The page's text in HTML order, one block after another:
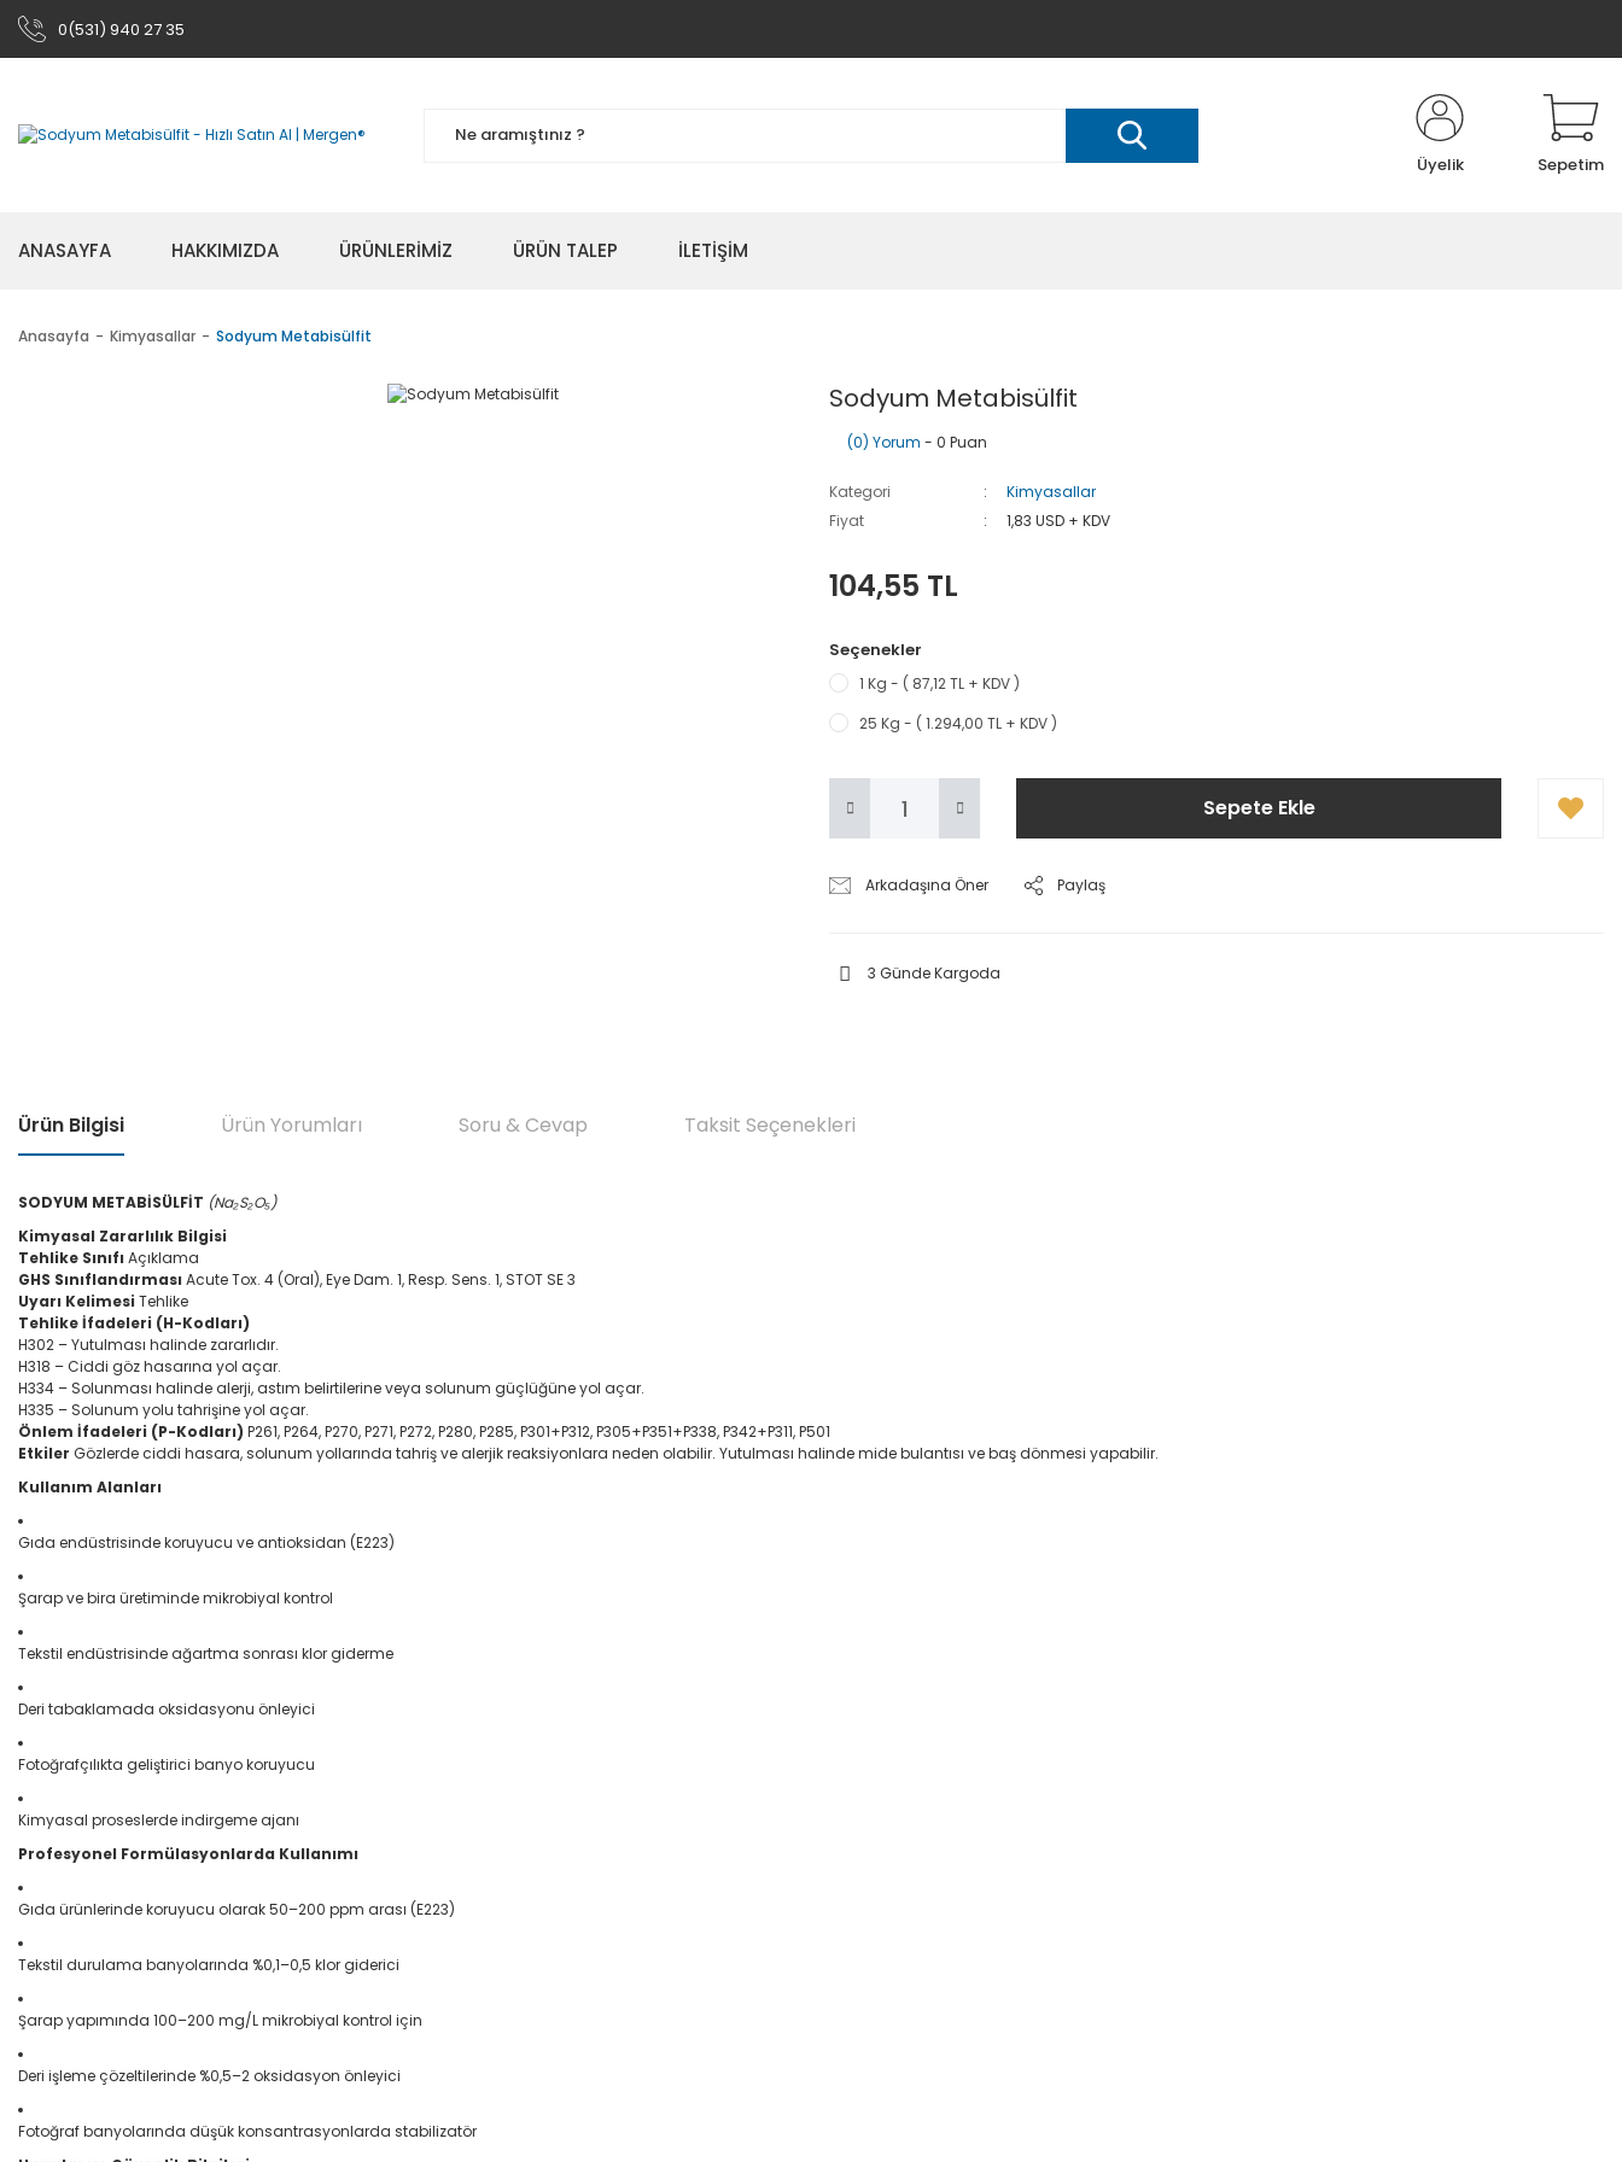
0(531) 940 27 35
Üyelik Sepetim
ANASAYFA HAKKIMIZDA ÜRÜNLERİMİZ ÜRÜN TALEP İLETİŞİM
Anasayfa Kimyasallar Sodyum Metabisülfit
Sodyum Metabisülfit
(0) Yorum - 0 Puan
Kategori
Kimyasallar
Fiyat
1,83 USD + KDV
104,55 TL
Seçenekler
1 Kg - ( 87,12 TL + KDV )
25 Kg - ( 1.294,00 TL + KDV )
Sepete Ekle
Arkadaşına Öner Paylaş
3 Günde Kargoda
Ürün Bilgisi Ürün Yorumları Soru & Cevap Taksit Seçenekleri
SODYUM METABİSÜLFİT (Na₂S₂O₅)
Kimyasal Zararlılık Bilgisi
Tehlike Sınıfı Açıklama
GHS Sınıflandırması Acute Tox. 4 (Oral), Eye Dam. 1, Resp. Sens. 1, STOT SE 3
Uyarı Kelimesi Tehlike
Tehlike İfadeleri (H-Kodları)
H302 – Yutulması halinde zararlıdır.
H318 – Ciddi göz hasarına yol açar.
H334 – Solunması halinde alerji, astım belirtilerine veya solunum güçlüğüne yol açar.
H335 – Solunum yolu tahrişine yol açar.
Önlem İfadeleri (P-Kodları) P261, P264, P270, P271, P272, P280, P285, P301+P312, P305+P351+P338, P342+P311, P501
Etkiler Gözlerde ciddi hasara, solunum yollarında tahriş ve alerjik reaksiyonlara neden olabilir. Yutulması halinde mide bulantısı ve baş dönmesi yapabilir.
Kullanım Alanları
Gıda endüstrisinde koruyucu ve antioksidan (E223)
Şarap ve bira üretiminde mikrobiyal kontrol
Tekstil endüstrisinde ağartma sonrası klor giderme
Deri tabaklamada oksidasyonu önleyici
Fotoğrafçılıkta geliştirici banyo koruyucu
Kimyasal proseslerde indirgeme ajanı
Profesyonel Formülasyonlarda Kullanımı
Gıda ürünlerinde koruyucu olarak 50–200 ppm arası (E223)
Tekstil durulama banyolarında %0,1–0,5 klor giderici
Şarap yapımında 100–200 mg/L mikrobiyal kontrol için
Deri işleme çözeltilerinde %0,5–2 oksidasyon önleyici
Fotoğraf banyolarında düşük konsantrasyonlarda stabilizatör